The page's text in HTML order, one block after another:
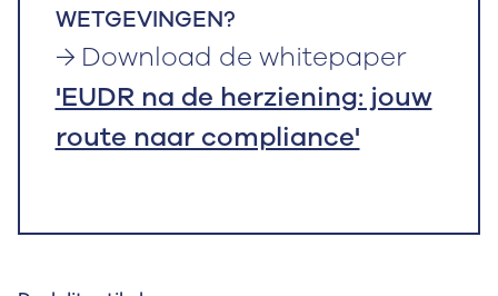
WETGEVINGEN?
→ Download de whitepaper
'EUDR na de herziening: jouw
route naar compliance'